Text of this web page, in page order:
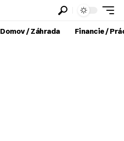
Domov / Záhrada Financie /